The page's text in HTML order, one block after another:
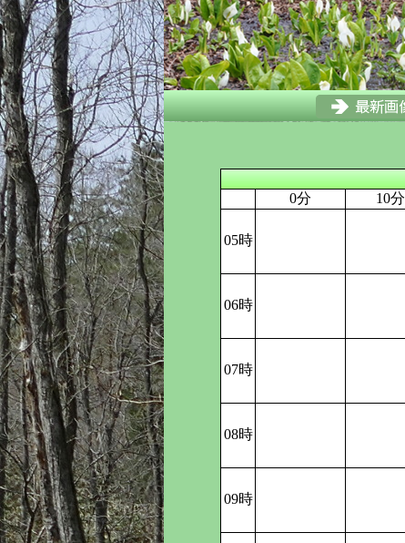
0分
10分
05時
06時
07時
08時
09時